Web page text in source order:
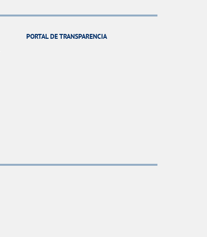
PORTAL DE TRANSPARENCIA